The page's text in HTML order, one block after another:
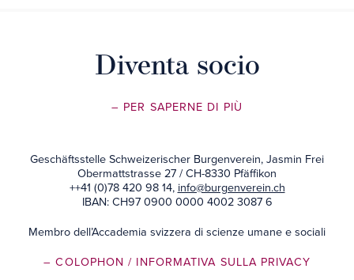
Diventa socio
– PER SAPERNE DI PIÙ
Geschäftsstelle Schweizerischer Burgenverein, Jasmin Frei
Obermattstrasse 27 / CH-8330 Pfäffikon
++41 (0)78 420 98 14, info@burgenverein.ch
IBAN: CH97 0900 0000 4002 3087 6
Membro dell’Accademia svizzera di scienze umane e sociali
– COLOPHON/ INFORMATIVA SULLA PRIVACY